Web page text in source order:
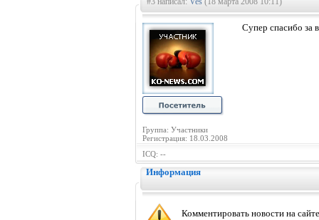
Группа: Участники
Регистрация: 18.03.2008
Супер спасибо за
ICQ: --
Информация
Комментировать новости на